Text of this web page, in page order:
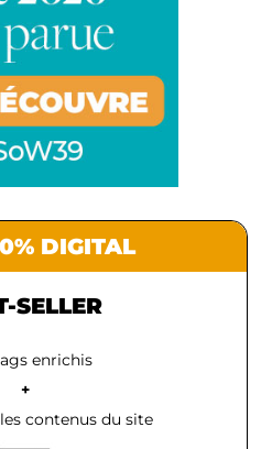
DIGITAL
SELLER
enrichis
+
contenus du site